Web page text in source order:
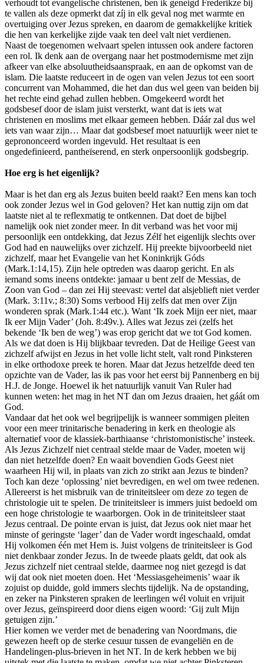
verhoudt tot evangelische christenen, ben ik geneigd Frederikze bij
te vallen als deze opmerkt dat zíj in elk geval nog met warmte en
overtuiging over Jezus spreken, en daarom de gemakkelijke kritiek
die hen van kerkelijke zijde vaak ten deel valt niet verdienen.
Naast de toegenomen welvaart spelen intussen ook andere factoren
een rol. Ik denk aan de overgang naar het postmodernisme met zijn
afkeer van elke absoluutheidsaanspraak, en aan de opkomst van de
islam. Die laatste reduceert in de ogen van velen Jezus tot een soort
concurrent van Mohammed, die het dan dus wel geen van beiden bij
het rechte eind gehad zullen hebben. Omgekeerd wordt het
godsbesef door de islam juist versterkt, want dat is iets wat
christenen en moslims met elkaar gemeen hebben. Dáár zal dus wel
iets van waar zijn… Maar dat godsbesef moet natuurlijk weer niet te
geprononceerd worden ingevuld. Het resultaat is een
ongedefinieerd, pantheïserend, en sterk onpersoonlijk godsbegrip.
Hoe erg is het eigenlijk?
Maar is het dan erg als Jezus buiten beeld raakt? Een mens kan toch
ook zonder Jezus wel in God geloven? Het kan nuttig zijn om dat
laatste niet al te reflexmatig te ontkennen. Dat doet de bijbel
namelijk ook niet zonder meer. In dit verband was het voor mij
persoonlijk een ontdekking, dat Jezus Zélf het eigenlijk slechts over
God had en nauwelijks over zichzelf. Hij preekte bijvoorbeeld niet
zichzelf, maar het Evangelie van het Koninkrijk Góds
(Mark.1:14,15). Zijn hele optreden was daarop gericht. En als
iemand soms ineens ontdekte: jamaar u bent zelf de Messias, de
Zoon van God – dan zei Hij steevast: vertel dat alsjeblieft niet verder
(Mark. 3:11v.; 8:30) Soms verbood Hij zelfs dat men over Zijn
wonderen sprak (Mark.1:44 etc.). Want ‘Ik zoek Mijn eer niet, maar
Ik eer Mijn Vader’ (Joh. 8:49v.). Alles wat Jezus zei (zelfs het
bekende ‘Ik ben de weg’) was erop gericht dat we tot God komen.
Als we dat doen is Hij blijkbaar tevreden. Dat de Heilige Geest van
zichzelf afwijst en Jezus in het volle licht stelt, valt rond Pinksteren
in elke orthodoxe preek te horen. Maar dat Jezus hetzelfde deed ten
opzichte van de Vader, las ik pas voor het eerst bij Pannenberg en bij
H.J. de Jonge. Hoewel ik het natuurlijk vanuit Van Ruler had
kunnen weten: het mag in het NT dan om Jezus draaien, het gáát om
God.
Vandaar dat het ook wel begrijpelijk is wanneer sommigen pleiten
voor een meer trinitarische benadering in kerk en theologie als
alternatief voor de klassiek-barthiaanse ‘christomonistische’ insteek.
Als Jezus Zichzelf niet centraal stelde maar de Vader, moeten wij
dan niet hetzelfde doen? En waait bovendien Gods Geest niet
waarheen Hij wil, in plaats van zich zo strikt aan Jezus te binden?
Toch kan deze ‘oplossing’ niet bevredigen, en wel om twee redenen.
Allereerst is het misbruik van de triniteitsleer om deze zo tegen de
christologie uit te spelen. De triniteitsleer is immers juist bedoeld om
een hoge christologie te waarborgen. Ook in de triniteitsleer staat
Jezus centraal. De pointe ervan is juist, dat Jezus ook niet maar het
minste of geringste ‘lager’ dan de Vader wordt ingeschaald, omdat
Hij volkomen één met Hem is. Juist volgens de triniteitsleer is God
niet denkbaar zonder Jezus. In de tweede plaats geldt, dat ook als
Jezus zichzelf niet centraal stelde, daarmee nog niet gezegd is dat
wij dat ook niet moeten doen. Het ‘Messiasgeheimenis’ waar ik
zojuist op duidde, gold immers slechts tijdelijk. Na de opstanding,
en zeker na Pinksteren spraken de leerlingen wél voluit en vrijuit
over Jezus, geïnspireerd door diens eigen woord: ‘Gij zult Mijn
getuigen zijn.’
Hier komen we verder met de benadering van Noordmans, die
gewezen heeft op de sterke cesuur tussen de evangeliën en de
Handelingen-plus-brieven in het NT. In de kerk hebben we bij